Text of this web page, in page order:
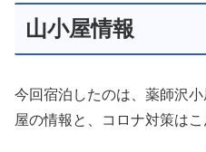
山小屋情報
今回宿泊したのは、薬師沢
屋の情報と、コロナ対策はこ